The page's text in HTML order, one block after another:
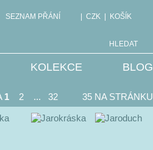
SEZNAM PŘÁNÍ CZK KOŠÍK
HLEDAT
KOLEKCE BLOG
1 2 ... 32 35 NA STRÁNKU